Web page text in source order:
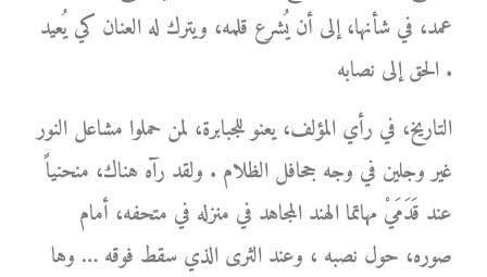
عمد، في شأنها، إلى أن يُشرع قلمه، ويترك له العنان كي يُعيد
الحق إلى نصابه .
التاريخ، في رأي المؤلف، يعنو للجبابرة، لمن حملوا مشاعل النور
غير وجلين في وجه جحافل الظلام . ولقد رآه هناك، منحنياً
عند قَدَمَيْ مهاتما الهند المجاهد في منزله في متحفه، أمام
صوره، حول نصبه ، وعند الثرى الذي سقط فوقه … وها